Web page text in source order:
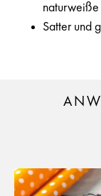
naturweiße
Satter und